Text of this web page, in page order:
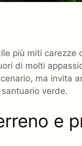
più miti carezze
di molti
ma invita
verde.
e